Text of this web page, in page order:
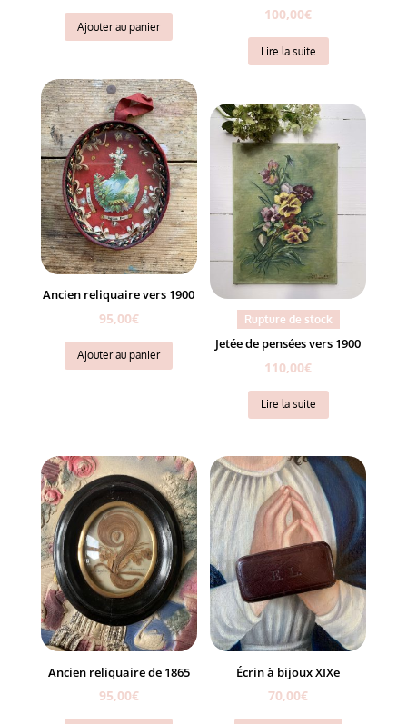
Ajouter au panier
100,00€
Lire la suite
Ancien reliquaire vers 1900
95,00€
Ajouter au panier
Rupture de stock
Jetée de pensées vers 1900
110,00€
Lire la suite
Ancien reliquaire de 1865
95,00€
Écrin à bijoux XIXe
70,00€